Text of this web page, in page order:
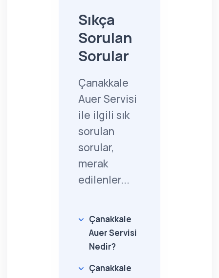
Sıkça
Sorulan
Sorular
Çanakkale
Auer Servisi
ile ilgili sık
sorulan
sorular,
merak
edilenler...
Çanakkale
Auer Servisi
Nedir?
Çanakkale